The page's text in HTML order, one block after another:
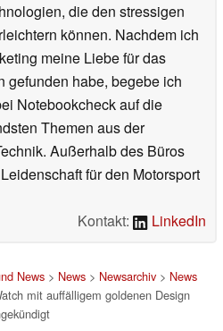
die den stressigen
können. Nachdem ich
meine Liebe für das
gefunden habe, begebe ich
Notebookcheck auf die
Themen aus der
Außerhalb des Büros
für den Motorsport
Kontakt:
LinkedIn
News> News> Newsarchiv> News
mit auffälligem goldenen Design